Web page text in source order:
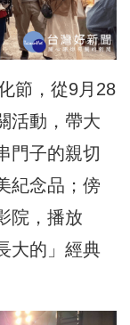
節，從9月28
活動 ，帶大
門子的親切
紀念品；傍
院，播放
大的」經典